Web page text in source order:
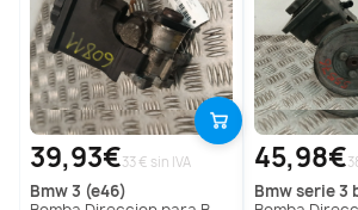
39,93€33 € sin IVA
bmw3 (e46)
45,98€
bmwserie 3